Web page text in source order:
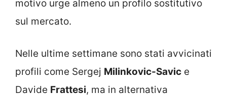
motivo urge almeno un profilo sostitutivo
sul mercato.
Nelle ultime settimane sono stati avvicinati
profili come Sergej Milinkovic-Savic e
Davide Frattesi, ma in alternativa